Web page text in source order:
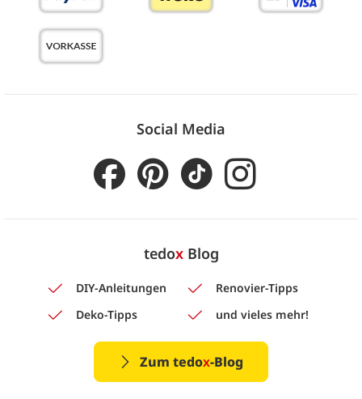
Social Media
tedoxBlog
DIY-Anleitungen
Renovier-Tipps
Deko-Tipps
und vieles mehr!
Zum tedox-Blog